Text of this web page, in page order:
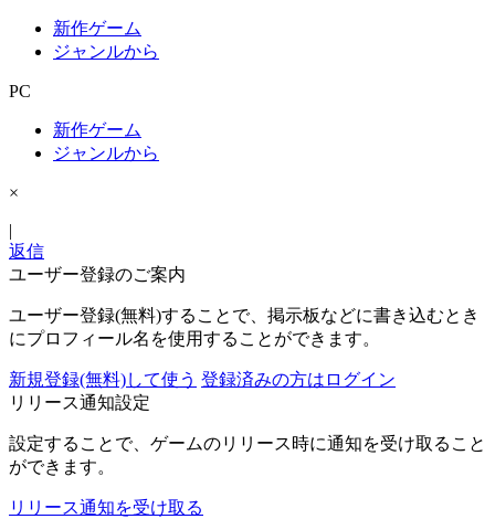
新作ゲーム
ジャンルから
PC
新作ゲーム
ジャンルから
×
|
返信
ユーザー登録のご案内
ユーザー登録(無料)することで、掲示板などに書き込むとき
にプロフィール名を使用することができます。
新規登録(無料)して使う 登録済みの方はログイン
リリース通知設定
設定することで、ゲームのリリース時に通知を受け取ること
ができます。
リリース通知を受け取る